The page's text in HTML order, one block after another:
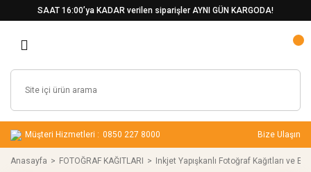
SAAT 16:00’ya KADAR verilen siparişler AYNI GÜN KARGODA!
Müşteri Hizmetleri : 0850 227 8000 Bize Ulaşın
Anasayfa FOTOĞRAF KAĞITLARI Inkjet Yapışkanlı Fotoğraf Kağıtları ve